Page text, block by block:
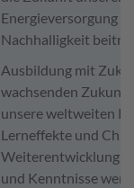
Energieversorgung
Nachhalligkeit
Ausbildung mit
wachsenden
unsere weltweiten
Lerneffekte und
Weiterentwicklung.
und Kenntnisse